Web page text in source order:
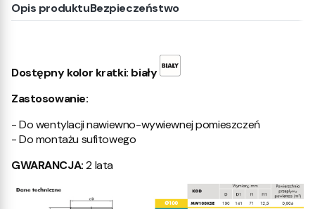
Opis produktuBezpieczeństwo
Dostępny kolor kratki: biały
Zastosowanie:
- Do wentylacji nawiewno-wywiewnej pomieszczeń
- Do montażu sufitowego
GWARANCJA:2 lata